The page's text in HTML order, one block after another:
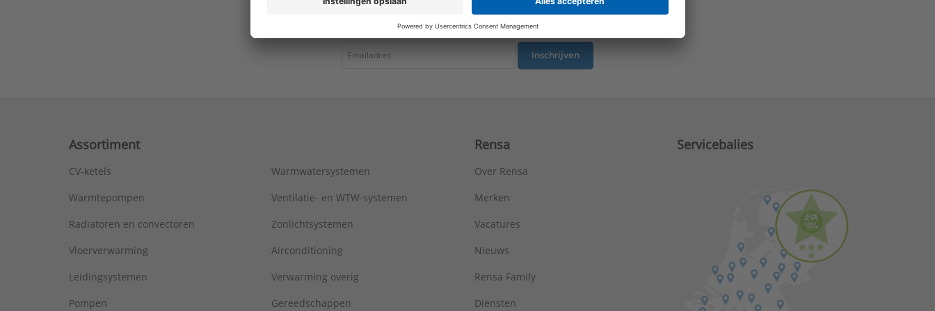
Montagewijze: Inbouw (stucwerk)
Met label
Oppervlaktebescherming: Gelakt
RAL-nummer (vergelijkbaar):
Type:
Serie: A range
Inschrijven
Assortiment
CV-ketels
Warmtepompen
Radiatoren en convectoren
Vloerverwarming
Leidingsystemen
Pompen
Warmwatersystemen
Ventilatie- en WTW-systemen
Zonlichtsystemen
Airconditioning
Verwarming overig
Gereedschappen
Rensa
Over Rensa
Merken
Vacatures
Nieuws
Rensa Family
Diensten
Servicebalies